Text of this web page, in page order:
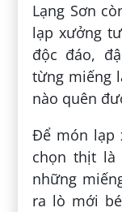
Lạng Sơn
lạp xưởng
độc đáo,
từng miếng
nào quên
Để món lạp
chọn thịt là
những
ra lò mới